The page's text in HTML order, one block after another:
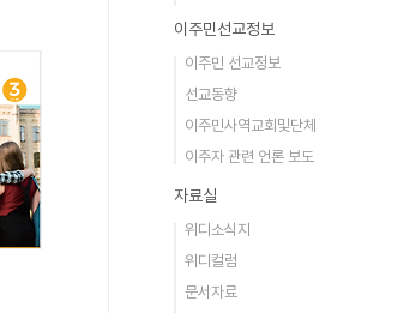
이주민선교정보
이주민 선교정보
선교동향
이주민사역교회및단체
이주자 관련 언론 보도
자료실
위디소식지
위디컬럼
문서자료